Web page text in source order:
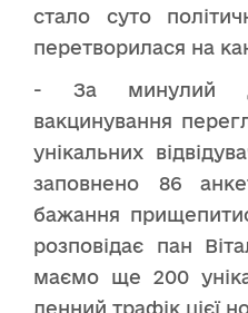
стало суто
перетворилася на
- За минулий
вакцинування
унікальних
заповнено 86
бажання
розповідає пан
маємо ще 200
денний трафік цієї